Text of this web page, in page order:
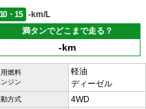
10・15
-km/L
満タンでどこまで走る？
-km
燃料
ジン
軽油
ディーゼル
方式 4WD